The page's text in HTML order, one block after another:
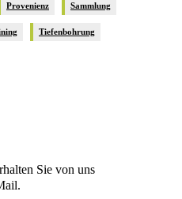
Provenienz Sammlung
Tiefenbohrung
Sie von uns